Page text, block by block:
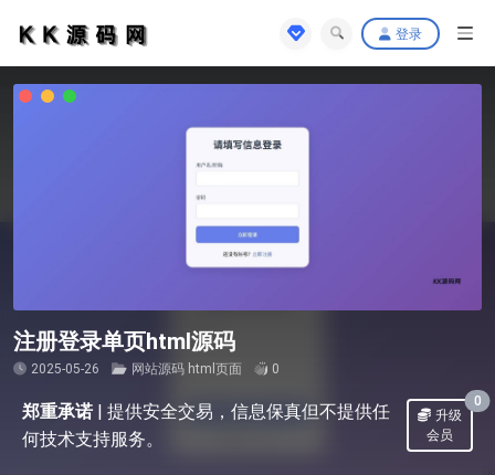
登录
注册登录单页html源码
2025-05-26 网站源码 html页面 0
郑重承诺 | 提供安全交易，信息保真但不提供任
何技术支持服务。
升级
会员
0